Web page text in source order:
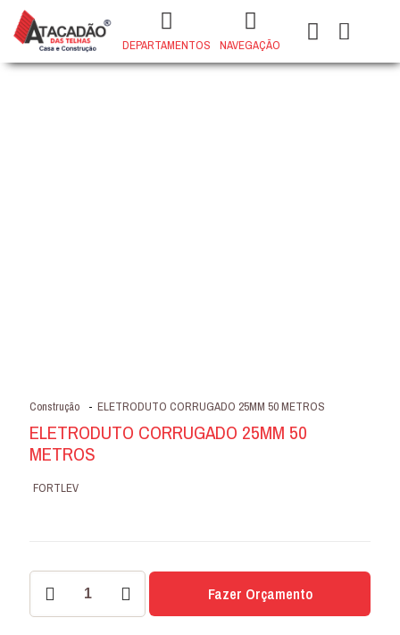
DEPARTAMENTOS NAVEGAÇÃO
Construção - ELETRODUTO CORRUGADO 25MM 50 METROS
ELETRODUTO CORRUGADO 25MM 50
METROS
FORTLEV
ELETRODUTO
CORRUGADO
25MM
Fazer Orçamento